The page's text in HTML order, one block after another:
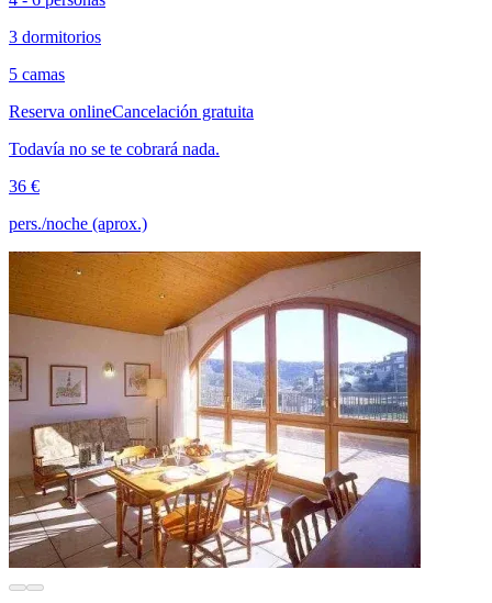
3 dormitorios
5 camas
Reserva onlineCancelación gratuita
Todavía no se te cobrará nada.
36 €
pers./noche (aprox.)